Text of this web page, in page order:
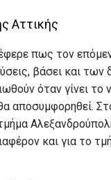
Αττικής
πως τον
βάσει και
όταν γίνει το
αποσυμφορηθεί.
και για το